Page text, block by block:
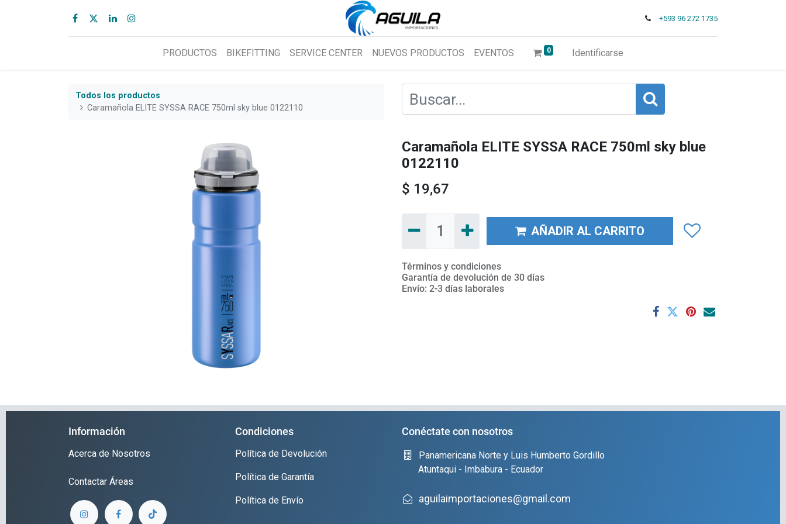
+593 96 272 1735
PRODUCTOS BIKEFITTING SERVICE CENTER NUEVOS PRODUCTOS EVENTOS 0 Identificarse
Todos los productos
Caramañola ELITE SYSSA RACE 750ml sky blue 0122110
Caramañola ELITE SYSSA RACE 750ml sky blue
0122110
$ 19,67
AÑADIR AL CARRITO
Términos y condiciones
Garantía de devolución de 30 días
Envío: 2-3 días laborales
Información
Acerca de Nosotros
Contactar Áreas
Condiciones
Política de Devolución
Política de Garantía
Política de Envío
Conéctate con nosotros
Panamericana Norte y Luis Humberto Gordillo
Atuntaqui - Imbabura - Ecuador
aguilaimportaciones@gmail.com